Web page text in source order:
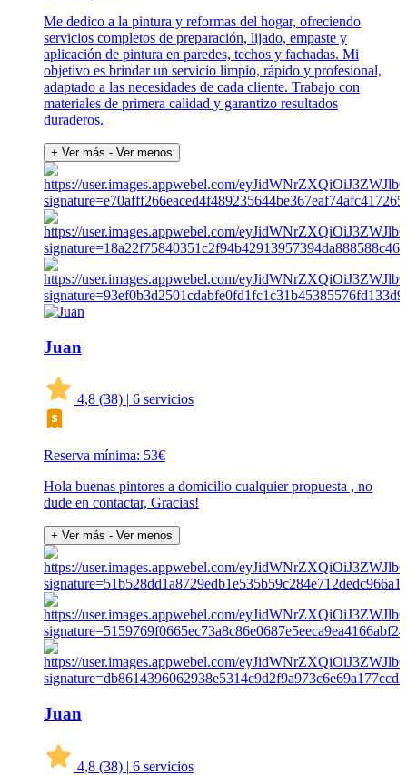
Me dedico a la pintura y reformas del hogar, ofreciendo
servicios completos de preparación, lijado, empaste y
aplicación de pintura en paredes, techos y fachadas. Mi
objetivo es brindar un servicio limpio, rápido y profesional,
adaptado a las necesidades de cada cliente. Trabajo con
materiales de primera calidad y garantizo resultados
duraderos.
+ Ver más - Ver menos
Juan
4,8 (38) | 6 servicios
Reserva mínima: 53€
Hola buenas pintores a domicilio cualquier propuesta , no
dude en contactar, Gracias!
+ Ver más - Ver menos
Juan
4,8 (38) | 6 servicios